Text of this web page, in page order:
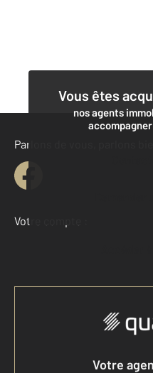
Vous êtes
nos agents
Parlons de vous, parlons
Votre compte :
Accéder
Votre